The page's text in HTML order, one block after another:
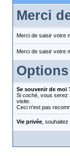
Merci
Merci de saisir votre
Merci de saisir votre
Options
Se souvenir de moi
Si coché, vous serez
visite.
Ceci n'est pas
Vie privée, souhaitez